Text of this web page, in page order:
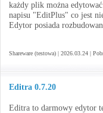
każdy plik można
napisu "EditPlus" co jest
Edytor posiada
Shareware (testowa) | 2026.03.24 |
Editra 0.7.20
Editra to darmowy edytor